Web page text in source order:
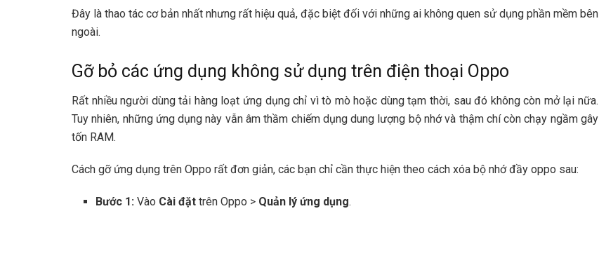
Đây là thao tác cơ bản nhất nhưng rất hiệu quả, đặc biệt đối với những ai không quen sử dụng phần mềm bên
ngoài.
Gỡ bỏ các ứng dụng không sử dụng trên điện thoại Oppo
Rất nhiều người dùng tải hàng loạt ứng dụng chỉ vì tò mò hoặc dùng tạm thời, sau đó không còn mở lại nữa.
Tuy nhiên, những ứng dụng này vẫn âm thầm chiếm dụng dung lượng bộ nhớ và thậm chí còn chạy ngầm gây
tốn RAM.
Cách gỡ ứng dụng trên Oppo rất đơn giản, các bạn chỉ cần thực hiện theo cách xóa bộ nhớ đầy oppo sau:
Bước 1: Vào Cài đặt trên Oppo > Quản lý ứng dụng.